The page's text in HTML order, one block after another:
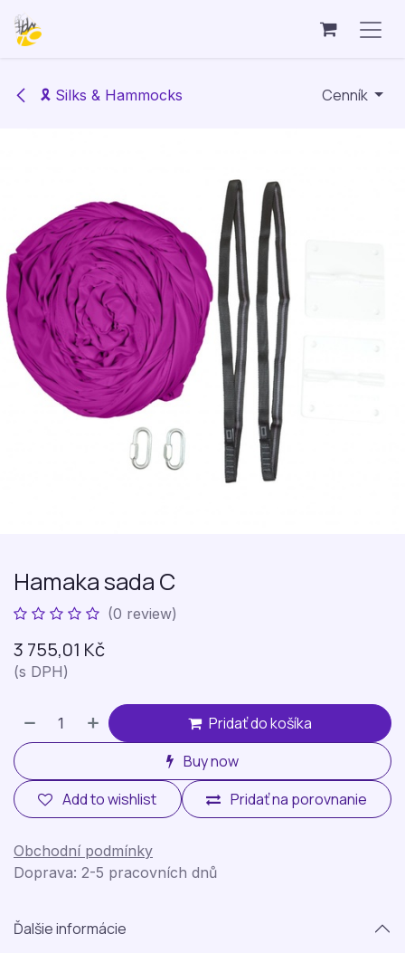
Skip to Content
🎗️ Silks & Hammocks Cenník
Hamaka sada C
(0 review)
3 755,01 Kč
(s DPH)
Pridať do košíka
Buy now
Pridať na porovnanie
Add to wishlist
Obchodní podmínky
Doprava: 2-5 pracovních dnů
Ďalšie informácie